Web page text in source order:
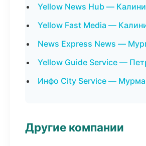
Yellow News Hub —
Yellow Fast Media —
News Express News —
Yellow Guide Service —
Инфо City Service —
Другие компании